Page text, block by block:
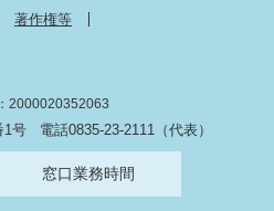
著作権等
2000020352063
1号 電話0835-23-2111（代表）
窓口業務時間